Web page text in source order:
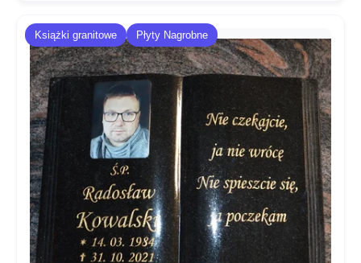
Książki granitowe Płyty Nagrobne